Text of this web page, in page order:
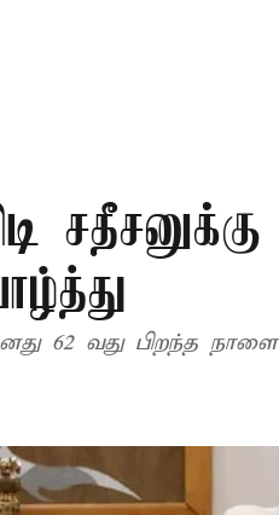
சதீசனுக்கு
62 வது பிறந்த நாளை